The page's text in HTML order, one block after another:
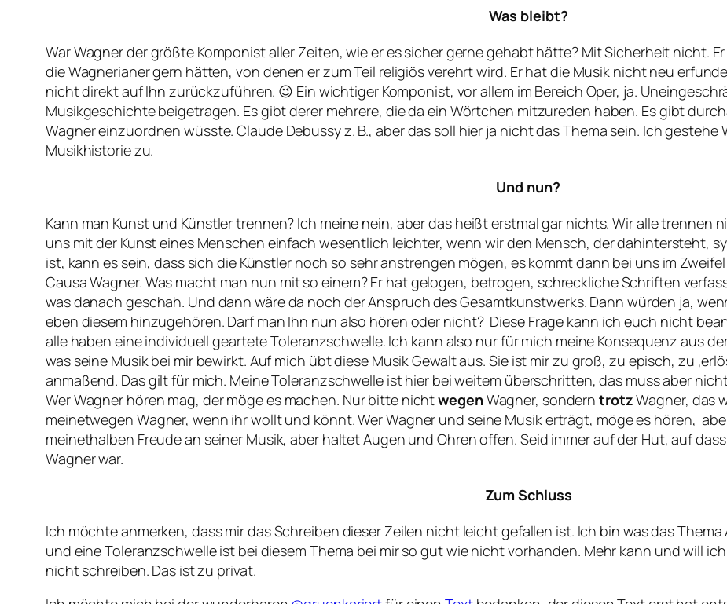
Was bleibt?
War Wagner der größte Komponist aller Zeiten, wie er es sicher gerne gehabt hätte? Mit Sicherheit nicht.
die Wagnerianer gern hätten, von denen er zum Teil religiös verehrt wird. Er hat die Musik nicht neu
nicht direkt auf Ihn zurückzuführen. 😉 Ein wichtiger Komponist, vor allem im Bereich Oper, ja.
Musikgeschichte beigetragen. Es gibt derer mehrere, die da ein Wörtchen mitzureden haben. Es gibt
Wagner einzuordnen wüsste. Claude Debussy z. B., aber das soll hier ja nicht das Thema sein. Ich
Musikhistorie zu.
Und nun?
Kann man Kunst und Künstler trennen? Ich meine nein, aber das heißt erstmal gar nichts. Wir alle trennen
uns mit der Kunst eines Menschen einfach wesentlich leichter, wenn wir den Mensch, der dahintersteht,
ist, kann es sein, dass sich die Künstler noch so sehr anstrengen mögen, es kommt dann bei uns im
Causa Wagner. Was macht man nun mit so einem? Er hat gelogen, betrogen, schreckliche Schriften
was danach geschah. Und dann wäre da noch der Anspruch des Gesamtkunstwerks. Dann würden ja,
eben diesem hinzugehören. Darf man Ihn nun also hören oder nicht? Diese Frage kann ich euch nicht
alle haben eine individuell geartete Toleranzschwelle. Ich kann also nur für mich meine Konsequenz aus
was seine Musik bei mir bewirkt. Auf mich übt diese Musik Gewalt aus. Sie ist mir zu groß, zu episch, zu
anmaßend. Das gilt für mich. Meine Toleranzschwelle ist hier bei weitem überschritten, das muss aber
Wer Wagner hören mag, der möge es machen. Nur bitte nichtwegenWagner, sonderntrotzWagner, das
meinetwegen Wagner, wenn ihr wollt und könnt. Wer Wagner und seine Musik erträgt, möge es hören,
meinethalben Freude an seiner Musik, aber haltet Augen und Ohren offen. Seid immer auf der Hut, auf
Wagner war.
Zum Schluss
Ich möchte anmerken, dass mir das Schreiben dieser Zeilen nicht leicht gefallen ist. Ich bin was das
und eine Toleranzschwelle ist bei diesem Thema bei mir so gut wie nicht vorhanden. Mehr kann und will
nicht schreiben. Das ist zu privat.